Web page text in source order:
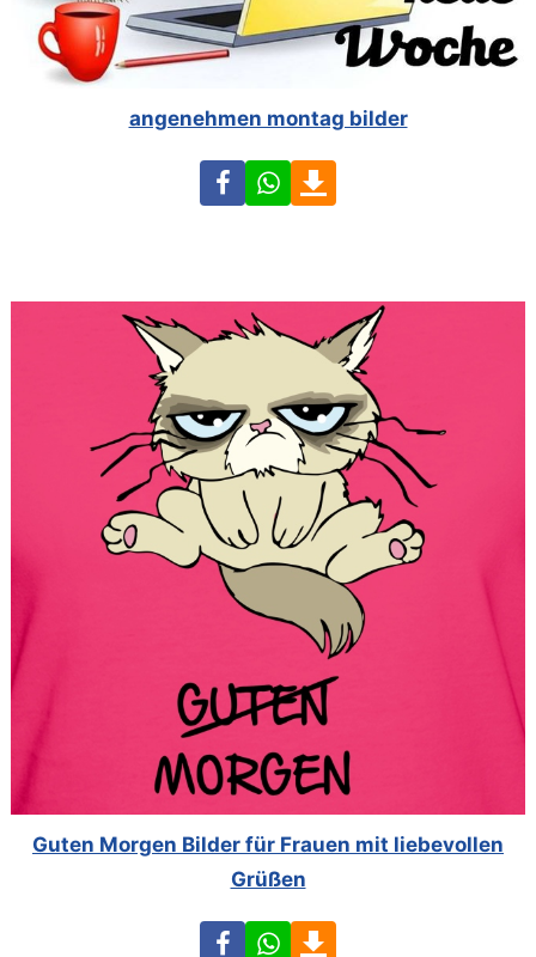
angenehmen montag bilder
FacebookWhatsApp
Guten Morgen Bilder für Frauen mit liebevollen
Grüßen
FacebookWhatsApp